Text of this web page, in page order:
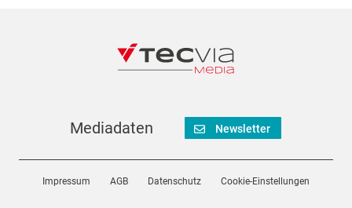
Mediadaten Newsletter
Impressum AGB Datenschutz Cookie-Einstellungen